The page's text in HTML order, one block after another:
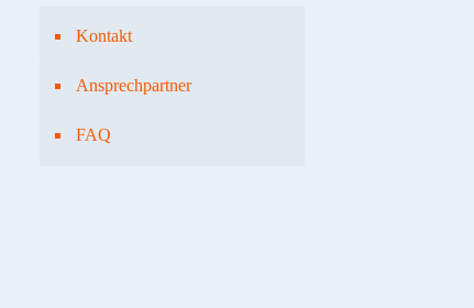
Kontakt
Ansprechpartner
FAQ